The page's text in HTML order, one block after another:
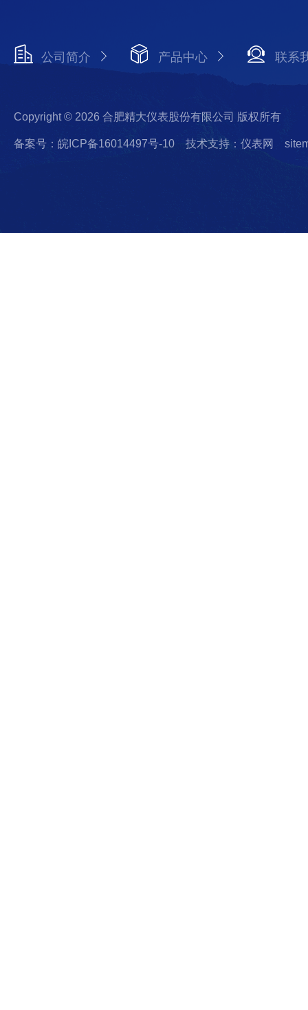
公司简介 产品中心 联系
Copyright © 2026 合肥精大仪表股份有限公司 版权所有
备案号：皖ICP备16014497号-10 技术支持：仪表网